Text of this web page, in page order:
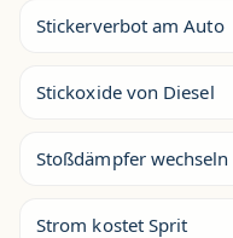
Stickerverbot am Auto
Stickoxide von Diesel
Stoßdämpfer wechseln
Strom kostet Sprit